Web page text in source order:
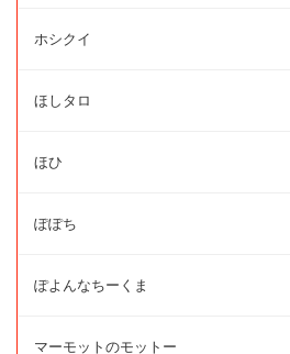
ホシクイ
ほしタロ
ほひ
ぽぽち
ぽよんなちーくま
マーモットのモットー